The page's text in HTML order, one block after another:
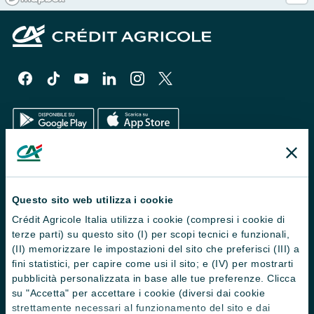
Questo sito web utilizza i cookie
Crédit Agricole Italia utilizza i cookie (compresi i cookie di
terze parti) su questo sito (I) per scopi tecnici e funzionali,
(II) memorizzare le impostazioni del sito che preferisci (III) a
fini statistici, per capire come usi il sito; e (IV) per mostrarti
pubblicità personalizzata in base alle tue preferenze. Clicca
su "Accetta" per accettare i cookie (diversi dai cookie
strettamente necessari al funzionamento del sito e dai
Trova filiali
Contattaci
Domande frequenti
Successioni
Servizi e pagamenti digitali